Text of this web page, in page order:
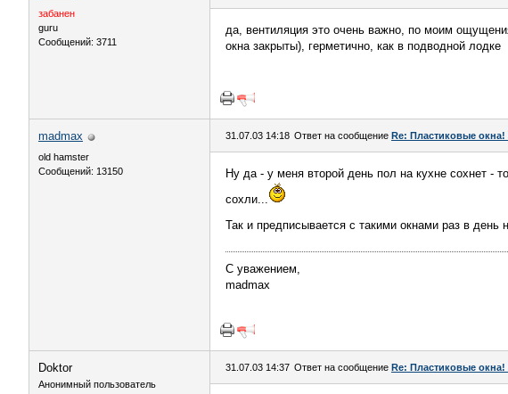
забанен
guru
Сообщений: 3711
да, вентиляция это очень важно, по моим
окна закрыты), герметично, как в подводной лодке
madmax
old hamster
Сообщений: 13150
31.07.03 14:18 Ответ на сообщение Re: Пластиковые окна!
Ну да - у меня второй день пол на кухне сохнет -
сохли...
Так и предписывается с такими окнами раз в день
С уважением,
madmax
Doktor
Анонимный пользователь
31.07.03 14:37 Ответ на сообщение Re: Пластиковые окна!